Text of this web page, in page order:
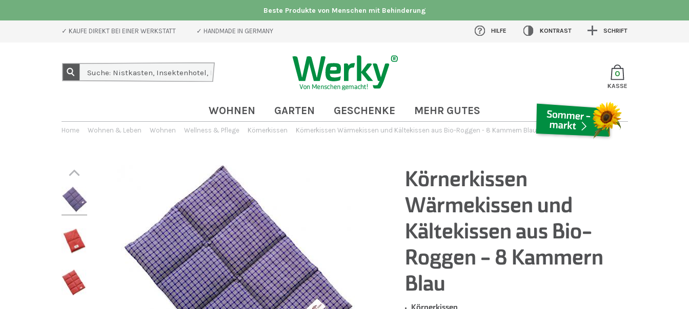
Beste Produkte von Menschen mit Behinderung
✓ KAUFE DIREKT BEI EINER WERKSTATT ✓ HANDMADE IN GERMANY HILFE KONTRAST SCHRIFT
0
KASSE
WOHNEN GARTEN GESCHENKE MEHR GUTES
Home Wohnen & Leben Wohnen Wellness & Pflege Körnerkissen Körnerkissen Wärmekissen und Kältekissen aus Bio-Roggen - 8 Kammern Blau
Körnerkissen
Wärmekissen und
Kältekissen aus Bio-
Roggen - 8 Kammern
Blau
Körnerkissen